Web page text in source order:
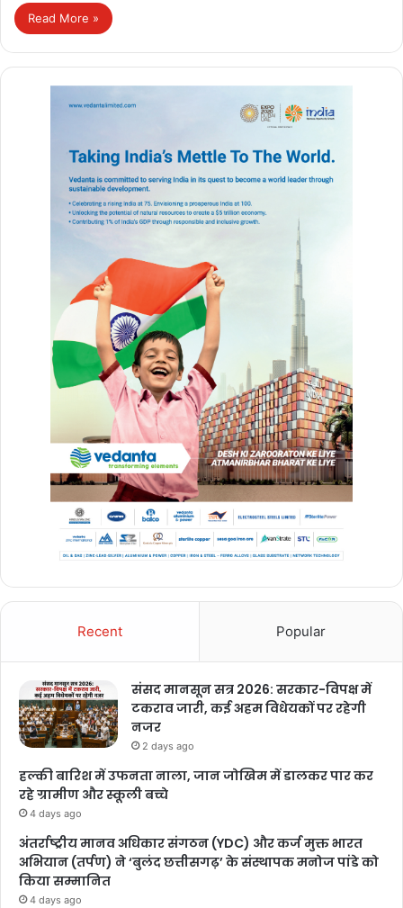
Read More »
Recent Popular
संसद मानसून सत्र 2026: सरकार-विपक्ष में
टकराव जारी, कई अहम विधेयकों पर रहेगी
नजर
2 days ago
हल्की बारिश में उफनता नाला, जान जोखिम में डालकर पार कर
रहे ग्रामीण और स्कूली बच्चे
4 days ago
अंतर्राष्ट्रीय मानव अधिकार संगठन (YDC) और कर्ज मुक्त भारत
अभियान (तर्पण) ने ‘बुलंद छत्तीसगढ़’ के संस्थापक मनोज पांडे को
किया सम्मानित
4 days ago